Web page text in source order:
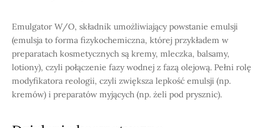
Emulgator W/O, składnik umożliwiający powstanie emulsji
(emulsja to forma fizykochemiczna, której przykładem w
preparatach kosmetycznych są kremy, mleczka, balsamy,
lotiony), czyli połączenie fazy wodnej z fazą olejową. Pełni rolę
modyfikatora reologii, czyli zwiększa lepkość emulsji (np.
kremów) i preparatów myjących (np. żeli pod prysznic).